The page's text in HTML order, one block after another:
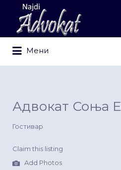
Search
for:
Мени
for:
Адвокат Соња
Гостивар
Claim this listing
Add Photos